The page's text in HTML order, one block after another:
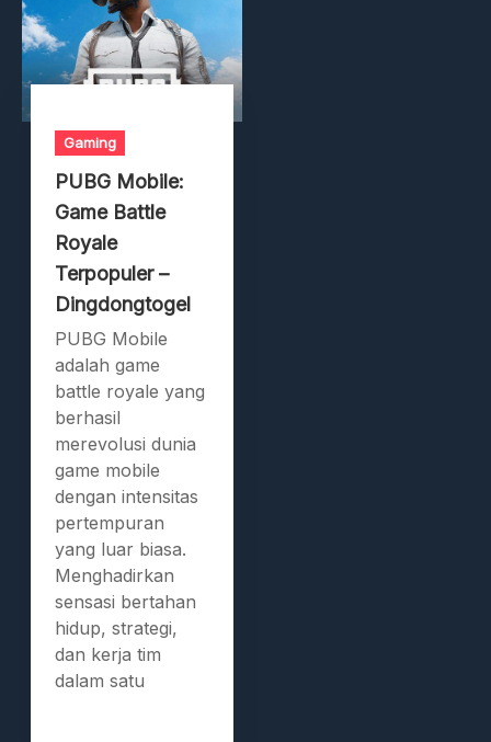
Gaming
PUBG Mobile:
Game Battle
Royale
Terpopuler –
Dingdongtogel
PUBG Mobile
adalah game
battle royale yang
berhasil
merevolusi dunia
game mobile
dengan intensitas
pertempuran
yang luar biasa.
Menghadirkan
sensasi bertahan
hidup, strategi,
dan kerja tim
dalam satu